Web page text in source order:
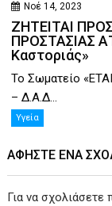
Νοέ 14, 2023
ΖΗΤΕΙΤΑΙ
ΠΡΟΣΤΑΣΙΑΣ
Καστοριάς»
Το Σωματείο
– Δ.Α.Δ...
Υγεία
ΑΦΉΣΤΕ ΕΝΑ
Για να σχολιάσετε